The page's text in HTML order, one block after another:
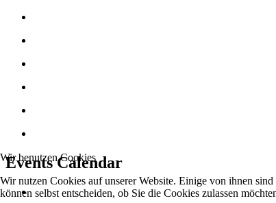
Events Calendar
Wir benutzen Cookies
Wir nutzen Cookies auf unserer Website. Einige von ihnen
können selbst entscheiden, ob Sie die Cookies zulassen